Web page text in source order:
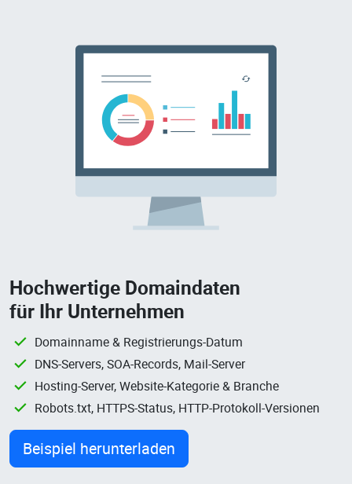
Hochwertige Domaindaten
für Ihr Unternehmen
Domainname & Registrierungs-Datum
DNS-Servers, SOA-Records, Mail-Server
Hosting-Server, Website-Kategorie & Branche
Robots.txt, HTTPS-Status, HTTP-Protokoll-Versionen
Beispiel herunterladen